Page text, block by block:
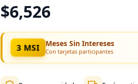
$6,526
3 MSI Meses Sin Intereses
Con tarjetas participantes